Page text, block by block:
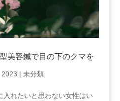
美容鍼で目の下のクマを
| 未分類
入れたいと思わない女性はい